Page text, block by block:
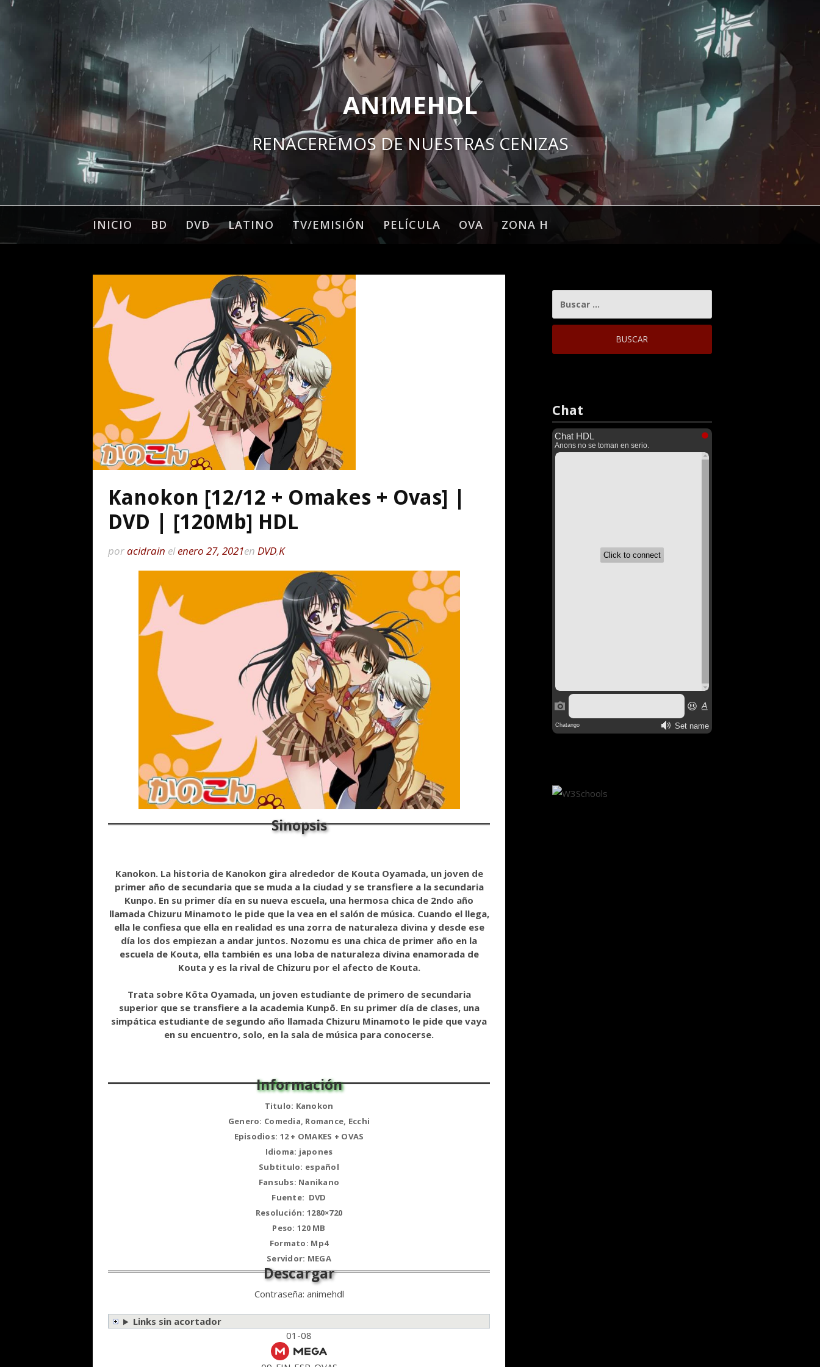
ANIMEHDL
RENACEREMOS DE NUESTRAS CENIZAS
INICIO BD DVD LATINO TV/EMISIÓN PELÍCULA OVA ZONA H
Kanokon [12/12 + Omakes + Ovas] |
DVD | [120Mb] HDL
poracidrain elenero 27, 2021en DVD,K
Kanokon. La historia de Kanokon gira alrededor de Kouta Oyamada, un joven de
primer año de secundaria que se muda a la ciudad y se transfiere a la secundaria
Kunpo. En su primer día en su nueva escuela, una hermosa chica de 2ndo año
llamada Chizuru Minamoto le pide que la vea en el salón de música. Cuando el llega,
ella le confiesa que ella en realidad es una zorra de naturaleza divina y desde ese
día los dos empiezan a andar juntos. Nozomu es una chica de primer año en la
escuela de Kouta, ella también es una loba de naturaleza divina enamorada de
Kouta y es la rival de Chizuru por el afecto de Kouta.
Trata sobre Kōta Oyamada, un joven estudiante de primero de secundaria
superior que se transfiere a la academia Kunpō. En su primer día de clases, una
simpática estudiante de segundo año llamada Chizuru Minamoto le pide que vaya
en su encuentro, solo, en la sala de música para conocerse.
Titulo: Kanokon
Genero: Comedia, Romance, Ecchi
Episodios: 12 + OMAKES + OVAS
Idioma: japones
Subtitulo: español
Fansubs: Nanikano
Fuente: DVD
Resolución: 1280×720
Peso: 120 MB
Formato: Mp4
Servidor: MEGA
Contraseña: animehdl
Links sin acortador
01-08
Chat